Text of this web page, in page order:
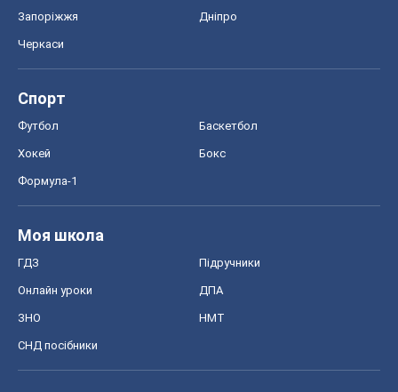
Запоріжжя Дніпро
Черкаси
Спорт
Футбол Баскетбол
Хокей Бокс
Формула-1
Моя школа
ГДЗ Підручники
Онлайн уроки ДПА
ЗНО НМТ
СНД посібники